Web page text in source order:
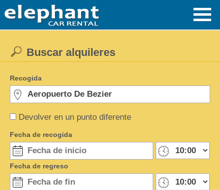
Devolver en un punto diferente
Buscar alquileres
Recogida
Fecha de recogida
Fecha de regreso